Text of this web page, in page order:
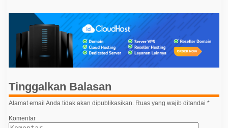
i
i
p
o
s
Tinggalkan Balasan
Alamat email Anda tidak akan dipublikasikan. Ruas yang wajib ditandai *
Komentar